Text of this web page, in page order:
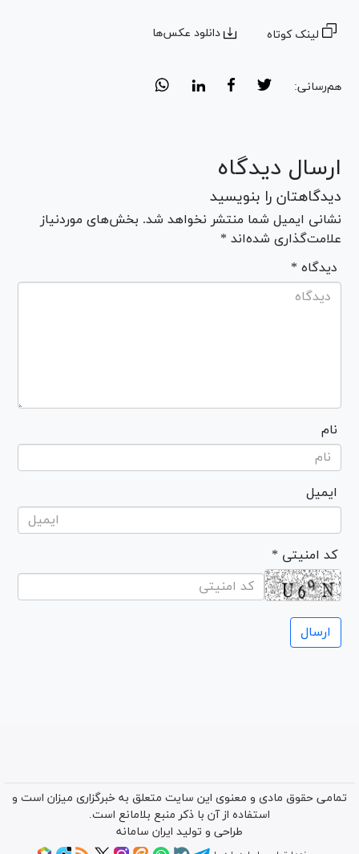
لینک کوتاه دانلود عکس‌ها
هم‌رسانی:
ارسال دیدگاه
دیدگاهتان را بنویسید
نشانی ایمیل شما منتشر نخواهد شد. بخش‌های موردنیاز
علامت‌گذاری شده‌اند *
* دیدگاه
نام
ایمیل
* کد امنیتی
تمامی حقوق مادی و معنوی این سایت متعلق به خبرگزاری میزان است و
استفاده از آن با ذکر منبع بلامانع است.
طراحی و تولید ایران سامانه